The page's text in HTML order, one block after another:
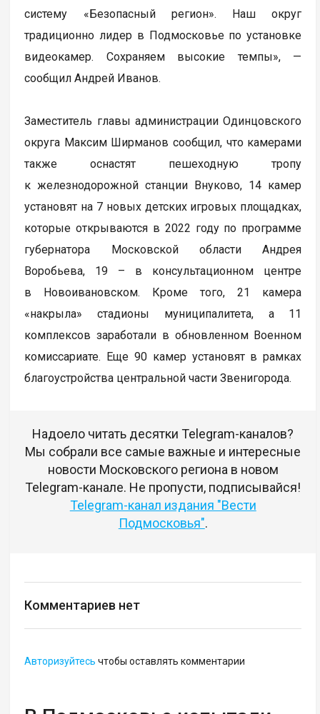
систему «Безопасный регион». Наш округ
традиционно лидер в Подмосковье по установке
видеокамер. Сохраняем высокие темпы», —
сообщил Андрей Иванов.
Заместитель главы администрации Одинцовского
округа Максим Ширманов сообщил, что камерами
также оснастят пешеходную тропу
к железнодорожной станции Внуково, 14 камер
установят на 7 новых детских игровых площадках,
которые открываются в 2022 году по программе
губернатора Московской области Андрея
Воробьева, 19 – в консультационном центре
в Новоивановском. Кроме того, 21 камера
«накрыла» стадионы муниципалитета, а 11
комплексов заработали в обновленном Военном
комиссариате. Еще 90 камер установят в рамках
благоустройства центральной части Звенигорода.
Надоело читать десятки Telegram-каналов?
Мы собрали все самые важные и интересные
новости Московского региона в новом
Telegram-канале. Не пропусти, подписывайся!
Telegram-канал издания "Вести
Подмосковья".
Комментариев нет
Авторизуйтесь чтобы оставлять комментарии